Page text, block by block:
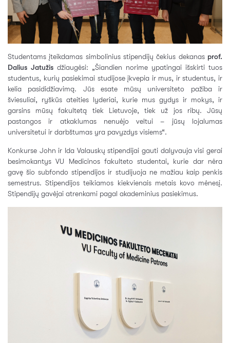
Studentams įteikdamas simbolinius stipendijų čekius dekanas prof.
Dalius Jatužis džiaugėsi: „Šiandien norime ypatingai išskirti tuos
studentus, kurių pasiekimai studijose įkvepia ir mus, ir studentus, ir
kelia pasididžiavimą. Jūs esate mūsų universiteto pažiba ir
šviesuliai, ryškūs ateities lyderiai, kurie mus gydys ir mokys, ir
garsins mūsų fakultetą tiek Lietuvoje, tiek už jos ribų. Jūsų
pastangos ir atkaklumas nenuėjo veltui – jūsų lojalumas
universitetui ir darbštumas yra pavyzdys visiems“.
Konkurse John ir Ida Valauskų stipendijai gauti dalyvauja visi gerai
besimokantys VU Medicinos fakulteto studentai, kurie dar nėra
gavę šio subfondo stipendijos ir studijuoja ne mažiau kaip penkis
semestrus. Stipendijos teikiamos kiekvienais metais kovo mėnesį.
Stipendijų gavėjai atrenkami pagal akademinius pasiekimus.